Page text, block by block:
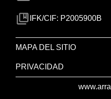
IFK/CIF: P2005900B
MAPA DEL SITIO
PRIVACIDAD